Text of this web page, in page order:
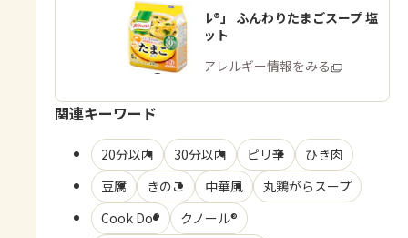
「クノール®」 ふんわりたまごスープ 塩
分30％カット
商品・アレルギー情報をみる
関連キーワード
20分以内 30分以内 ピリ辛
ひき肉
豆腐
きのこ 中華風
丸鶏がらスープ
Cook Do®
クノール®